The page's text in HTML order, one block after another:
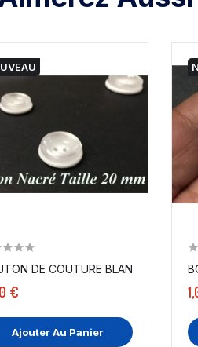
COLLANTE...
DE COUTURE BLANC NACRÉ
€
Ajouter Au Panier